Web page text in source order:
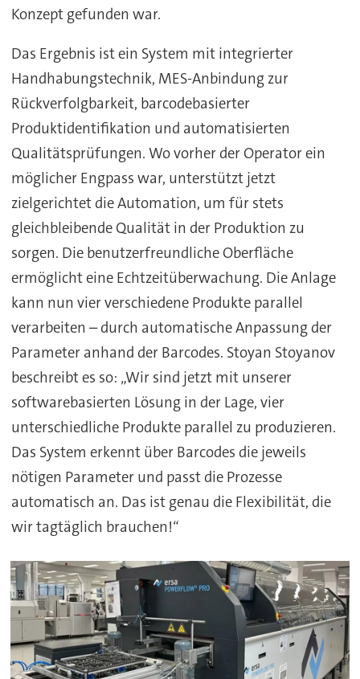
Konzept gefunden war.
Das Ergebnis ist ein System mit integrierter
Handhabungstechnik, MES-Anbindung zur
Rückverfolgbarkeit, barcodebasierter
Produktidentifikation und automatisierten
Qualitätsprüfungen. Wo vorher der Operator ein
möglicher Engpass war, unterstützt jetzt
zielgerichtet die Automation, um für stets
gleichbleibende Qualität in der Produktion zu
sorgen. Die benutzerfreundliche Oberfläche
ermöglicht eine Echtzeitüberwachung. Die Anlage
kann nun vier verschiedene Produkte parallel
verarbeiten – durch automatische Anpassung der
Parameter anhand der Barcodes. Stoyan Stoyanov
beschreibt es so: „Wir sind jetzt mit unserer
softwarebasierten Lösung in der Lage, vier
unterschiedliche Produkte parallel zu produzieren.
Das System erkennt über Barcodes die jeweils
nötigen Parameter und passt die Prozesse
automatisch an. Das ist genau die Flexibilität, die
wir tagtäglich brauchen!“